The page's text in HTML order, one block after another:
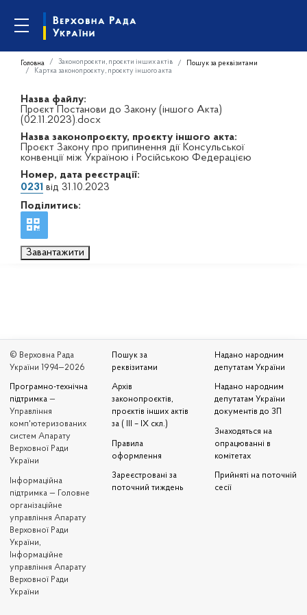
Головна Законопроєкти, проєкти інших актів
Пошук за реквізитами
Картка законопроєкту, проєкту іншого акта
Назва файлу:
Проєкт Постанови до Закону (іншого Акта)
(02.11.2023).docx
Назва законопроєкту, проєкту іншого акта:
Проєкт Закону про припинення дії Консульської
конвенції між Україною і Російською Федерацією
Номер, дата реєстрації:
0231 від 31.10.2023
Поділитись:
Завантажити
© Верховна Рада
України 1994—2026
Програмно-технічна
підтримка —
Управління
комп'ютеризованих
систем Апарату
Верховної Ради
України
Iнформаційна
підтримка — Головне
організаційне
управління Апарату
Верховної Ради
України,
Інформаційне
управління Апарату
Верховної Ради
України
Пошук за
реквізитами
Архів
законопроєктів,
проєктів інших актів
за ( III – IX скл.)
Правила
оформлення
Зареєстровані за
поточний тиждень
Надано народним
депутатам України
Надано народним
депутатам України
документів до ЗП
Знаходяться на
опрацюванні в
комітетах
Прийняті на поточній
сесії